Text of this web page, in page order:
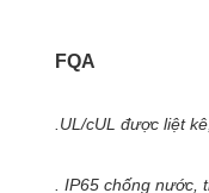
FQA
.UL/cUL được liệt
. IP65 chống nước,